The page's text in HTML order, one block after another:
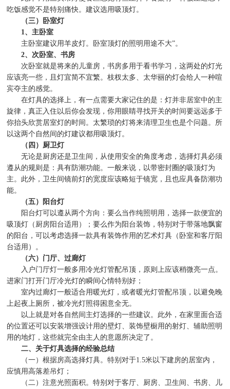
吃饭感觉不是特别痛快。建议选用吸顶灯。
（三）卧室灯
1、主卧室
主卧室建议用羊皮灯。卧室顶灯的照明用途不大”。
2、次卧室、书房
次卧室就是将来的儿童房，书房多用于看书学习，这两处的灯光
应该亮一些，且灯宜简不宜繁。枝杈太多、太华丽的灯会给人一种喧
宾夺主的感觉。
在灯具的选择上，有一点需要大家记住的是：灯并非居室中的主
旋律，真正入住以后你会发现，你用眼睛寻找开关的时间要远远多于
你抬头欣赏居室灯的时间。太繁琐的灯将来清理卫生也是个问题。所
以这两个自然间的灯建议都用吸顶灯。
（四）厨卫灯
无论是厨房还是卫生间，从使用安全的角度考虑，选择灯具必须
遵从的规则是：具有防潮功能。一般来说，以带密封圈的吸顶灯为
主。此外，卫生间镜前灯的宽度应该略短于镜宽，且也应具备防潮功
能。
（五）阳台灯
阳台灯可以遵从两个方向：要么当作纯照明用，选择一款便宜的
吸顶灯（厨房阳台适用）；要么作为阳台装饰，特别对于带落地飘窗
的阳台，可以考虑选择一款具有装饰作用的艺术灯具（卧室和客厅阳
台适用）。
（六）门厅、过廊灯
入户门厅灯一般多用冷光灯管配吊顶，原则上应该稍微亮一点。
进家门打开门厅冷光灯的瞬间心情特别好；
室内过廊灯一般适合用暖光灯，或者暖光灯管配吊顶，以避免晚
上起夜上厕所，被冷光灯照得困意全无。
以上就是对各自然间主灯选择的一些建议。此外，在家里面合适
的位置还可以安装增强设计用的壁灯、装饰壁橱用的射灯、辅助照明
用的地灯，这些就完全由主人的意愿所决定了。
二、关于灯具选择的经验总结
（一）根据房高选择灯具。特别对于1.5米以下建房的居室内，
应慎用高落差吊灯；
（二）注意光照面积。特别对于客厅、厨房、卫生间、书房、儿